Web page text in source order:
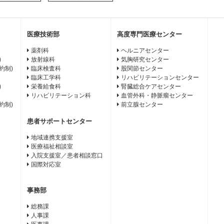
制)
制)
医療技術部
薬剤科
放射線科
臨床検査科
臨床工学科
栄養給食科
リハビリテーション科
患者サポートセンター
地域連携支援室
医療福祉相談室
入院支援室／患者相談窓口
国際対応室
事務部
総務課
人事課
高度専門医療センター
ヘルニアセンター
気胸研究センター
股関節センター
リハビリテーションセンター
腎臓総合ケアセンター
血管外科・静脈瘤センター
前立腺センター